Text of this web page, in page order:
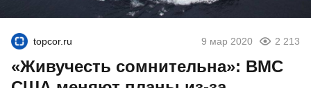
topcor.ru 9 мар 2020 2 213
«Живучесть сомнительна»: ВМС